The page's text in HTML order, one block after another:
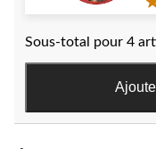
Sous-total pour 4